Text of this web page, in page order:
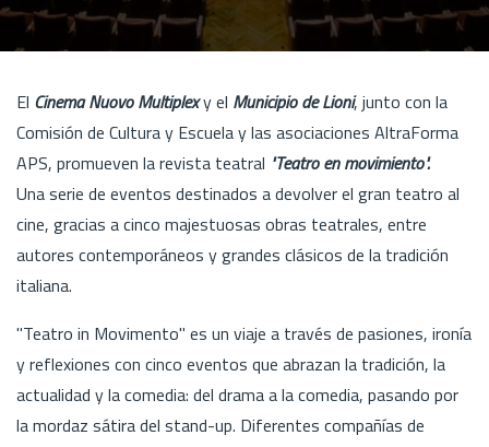
El Cinema Nuovo Multiplexy el Municipio de Lioni, junto con la
Comisión de Cultura y Escuela y las asociaciones AltraForma
APS, promueven la revista teatral "Teatro en movimiento".
Una serie de eventos destinados a devolver el gran teatro al
cine, gracias a cinco majestuosas obras teatrales, entre
autores contemporáneos y grandes clásicos de la tradición
italiana.
"Teatro in Movimento" es un viaje a través de pasiones, ironía
y reflexiones con cinco eventos que abrazan la tradición, la
actualidad y la comedia: del drama a la comedia, pasando por
la mordaz sátira del stand-up. Diferentes compañías de